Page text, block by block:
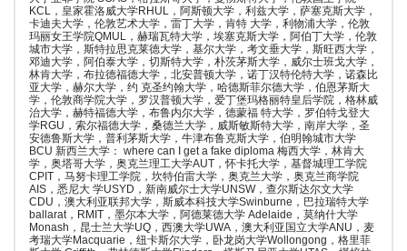
KCL，皇家霍洛威大学RHUL，阿斯顿大学，利兹大学，萨塞克斯大学，
卡迪夫大学，伦敦艺术大学，雷丁大学，肯特 大学，利物浦大学，伦敦
玛丽女王学院QMUL，赫瑞瓦特大学，埃塞克斯大学，阿伯丁大学，伦敦
城市大学，斯特拉思克莱德大学，基尔大学，考文垂大学，斯旺西大学，
邓迪大学，阿伯泰大学，切斯特大学，朴茨茅斯大学，威尔士班戈大学，
林肯大学，布拉德福德大学，北安普顿大学，诺丁汉特伦特大学，诺森比
亚大学，赫尔大学，约 克圣约翰大学，哈德斯菲尔德大学，伯恩茅斯大
学，伦敦商学院大学，罗汉普顿大学，爱丁堡玛格丽特皇后学院，格林威
治大学，赫特福德大学，布鲁内尔大学，德蒙福 特大学，罗伯特戈登大
学RGU，索尔福德大学，桑德兰大学，威斯敏斯特大学，南岸大学，圣
安德鲁斯大学，普利茅斯大学，牛津布鲁克斯大学，伯明翰城市大学
BCU 新西兰大学： where can I get a fake diploma 梅西大学，林肯大
学，奥塔哥大学，奥克兰理工大学AUT，怀卡托大学，基督城理工学院
CPIT，马努卡理工学院，坎特伯雷大学，奥克兰大学，奥克兰商学院
AIS，悉尼大 学USYD，新南威尔士大学UNSW，查尔斯达尔文大学
CDU，澳大利亚联邦大学，斯威本科技大学Swinburne，巴拉瑞特大学
ballarat，RMIT，墨尔本大学，阿德莱德大学 Adelaide，莫纳什大学
Monash，昆士兰大学UQ，西澳大学UWA，澳大利亚国立大学ANU，麦
考瑞大学Macquarie，纽卡斯尔大学，卧龙岗大学Wollongong，格里菲